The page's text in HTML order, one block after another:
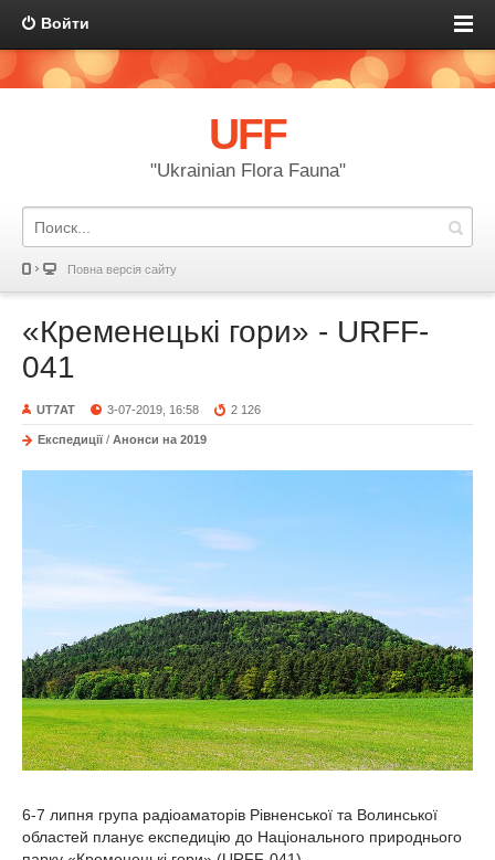
Войти
UFF
"Ukrainian Flora Fauna"
Повна версія сайту
«Кременецькі гори» - URFF-
041
UT7AT 3-07-2019, 16:58 2 126
Експедиції/ Анонси на 2019
6-7 липня група радіоаматорів Рівненської та Волинської
областей планує експедицію до Національного природнього